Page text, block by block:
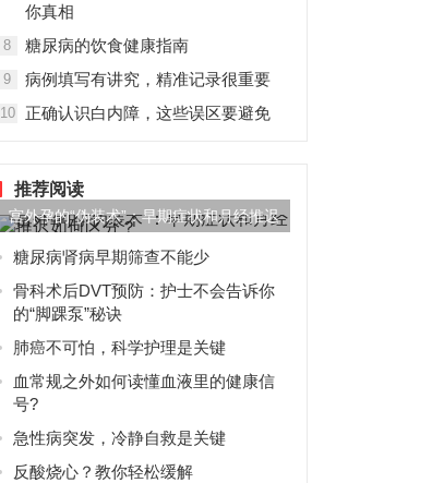
你真相
8 糖尿病的饮食健康指南
9 病例填写有讲究，精准记录很重要
10 正确认识白内障，这些误区要避免
推荐阅读
宫外孕的“伪装术”：早期症状和月经推迟
如何区分？
糖尿病肾病早期筛查不能少
骨科术后DVT预防：护士不会告诉你
的“脚踝泵”秘诀
肺癌不可怕，科学护理是关键
血常规之外如何读懂血液里的健康信
号?
急性病突发，冷静自救是关键
反酸烧心？教你轻松缓解